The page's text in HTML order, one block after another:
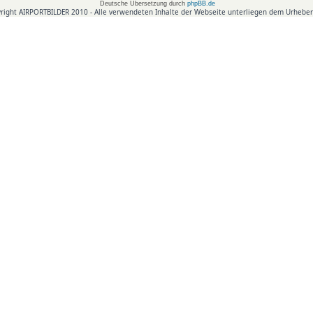
Deutsche Übersetzung durch phpBB.de
AIRPORTBILDER 2010 - Alle verwendeten Inhalte der Webseite unterliegen dem